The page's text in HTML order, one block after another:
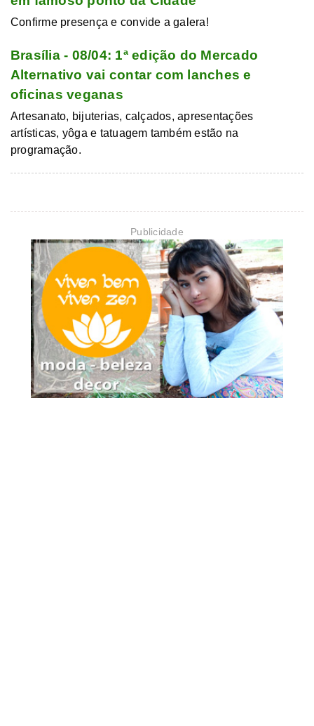
Confirme presença e convide a galera!
Brasília - 08/04: 1ª edição do Mercado
Alternativo vai contar com lanches e
oficinas veganas
Artesanato, bijuterias, calçados, apresentações
artísticas, yôga e tatuagem também estão na
programação.
Publicidade